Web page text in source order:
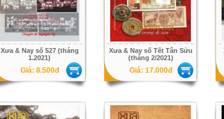
Xưa & Nay số 527 (tháng
1.2021)
Giá: 8.500đ
Xưa & Nay số Tết Tân Sửu
(tháng 2/2021)
Giá: 17.000đ